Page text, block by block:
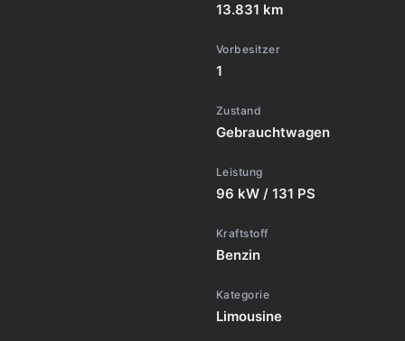
13.831 km
Vorbesitzer
1
Zustand
Gebrauchtwagen
Leistung
96 kW / 131 PS
Kraftstoff
Benzin
Kategorie
Limousine